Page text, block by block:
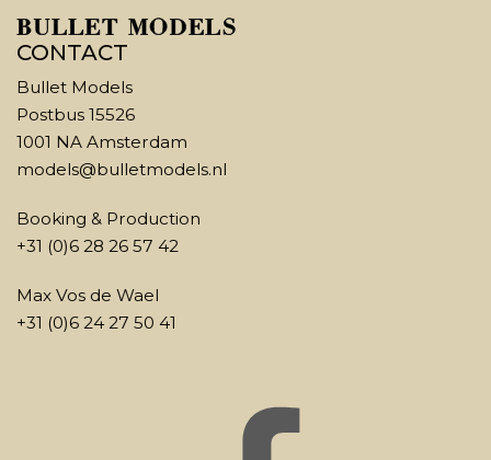
CONTACT
Bullet Models
Postbus 15526
1001 NA Amsterdam
models@bulletmodels.nl
Booking & Production
+31 (0)6 28 26 57 42
Max Vos de Wael
+31 (0)6 24 27 50 41